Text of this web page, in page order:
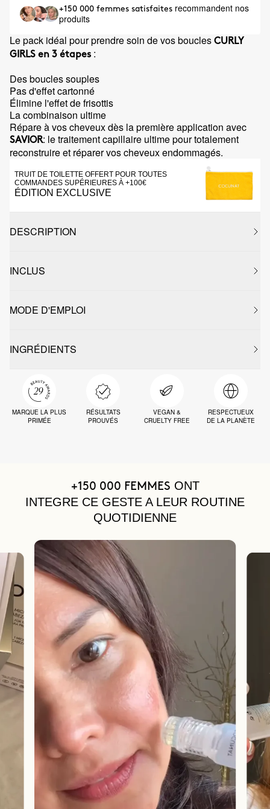
+150 000 femmes satisfaites recommandent nos
produits
Le pack idéal pour prendre soin de vos boucles CURLY
GIRLS en 3 étapes :
Des boucles souples
Pas d'effet cartonné
Élimine l'effet de frisottis
La combinaison ultime
Répare à vos cheveux dès la première application avec
SAVIOR: le traitement capillaire ultime pour totalement
reconstruire et réparer vos cheveux endommagés.
TRUIT DE TOILETTE OFFERT POUR TOUTES
COMMANDES SUPÉRIEURES À +100€
ÉDITION EXCLUSIVE
DESCRIPTION
INCLUS
MODE D'EMPLOI
INGRÉDIENTS
MARQUE LA PLUS
PRIMÉE
RÉSULTATS
PROUVÉS
VEGAN &
CRUELTY FREE
RESPECTUEUX
DE LA PLANÈTE
+150 000 FEMMES ONT
INTEGRE CE GESTE A LEUR ROUTINE
QUOTIDIENNE